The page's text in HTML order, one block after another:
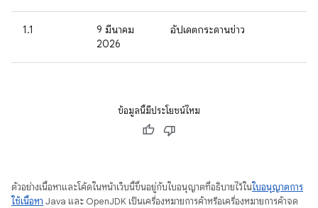
1.1
9 มีนาคม
2026
อัปเดตกระดานข่าว
ข้อมูลนี้มีประโยชน์ไหม
ตัวอย่างเนื้อหาและโค้ดในหน้าเว็บนี้ขึ้นอยู่กับใบอนุญาตที่อธิบายไว้ในใบอนุญาตการ
ใช้เนื้อหา Java และ OpenJDK เป็นเครื่องหมายการค้าหรือเครื่องหมายการค้าจด